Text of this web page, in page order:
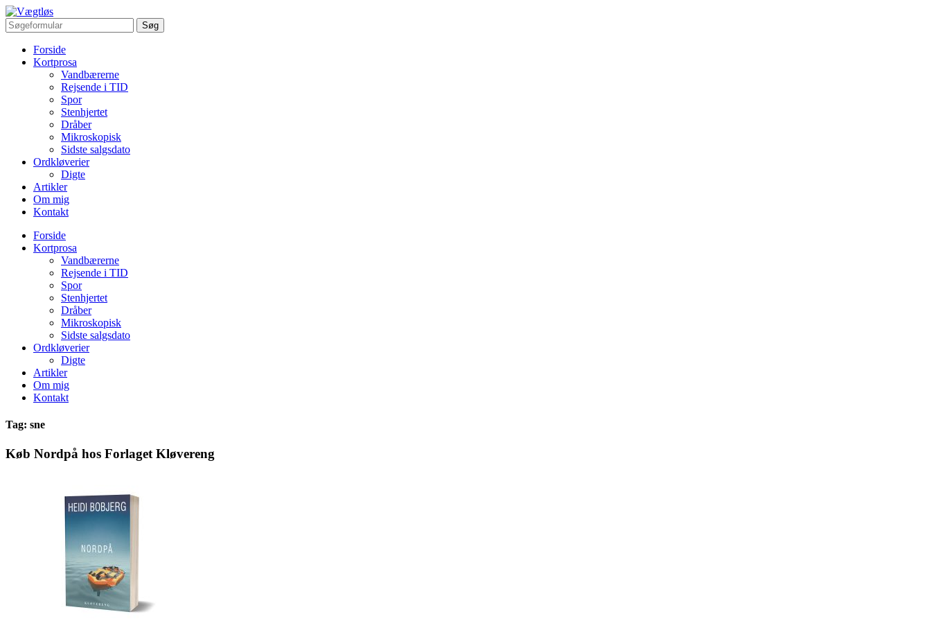
Forside
Kortprosa
Vandbærerne
Rejsende i TID
Spor
Stenhjertet
Dråber
Mikroskopisk
Sidste salgsdato
Ordkløverier
Digte
Artikler
Om mig
Kontakt
Forside
Kortprosa
Vandbærerne
Rejsende i TID
Spor
Stenhjertet
Dråber
Mikroskopisk
Sidste salgsdato
Ordkløverier
Digte
Artikler
Om mig
Kontakt
Tag: sne
Køb Nordpå hos Forlaget Kløvereng